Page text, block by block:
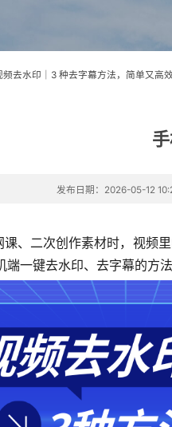
频去水印｜3 种去字幕方法，简单又高效
发布日期：2026-05-12
、二次创作素材时，视频
一键去水印、去字幕的方